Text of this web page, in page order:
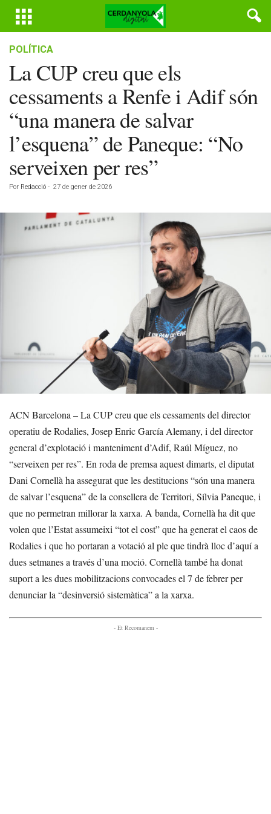
POLÍTICA
La CUP creu que els
cessaments a Renfe i Adif són
“una manera de salvar
l’esquena” de Paneque: “No
serveixen per res”
Por Redacció - 27 de gener de 2026
ACN Barcelona – La CUP creu que els cessaments del director
operatiu de Rodalies, Josep Enric García Alemany, i del director
general d’explotació i manteniment d’Adif, Raúl Míguez, no
“serveixen per res”. En roda de premsa aquest dimarts, el diputat
Dani Cornellà ha assegurat que les destitucions “són una manera
de salvar l’esquena” de la consellera de Territori, Sílvia Paneque, i
que no permetran millorar la xarxa. A banda, Cornellà ha dit que
volen que l’Estat assumeixi “tot el cost” que ha generat el caos de
Rodalies i que ho portaran a votació al ple que tindrà lloc d’aquí a
dues setmanes a través d’una moció. Cornellà també ha donat
suport a les dues mobilitzacions convocades el 7 de febrer per
denunciar la “desinversió sistemàtica” a la xarxa.
- Et Recomanem -